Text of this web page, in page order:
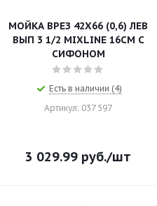
МОЙКА ВРЕЗ 42Х66 (0,6) ЛЕВ
ВЫП 3 1/2 MIXLINE 16СМ С
СИФОНОМ
Есть в наличии (4)
Артикул: 037 597
3 029.99 руб./шт